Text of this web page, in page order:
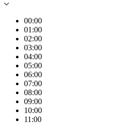
00:00
01:00
02:00
03:00
04:00
05:00
06:00
07:00
08:00
09:00
10:00
11:00